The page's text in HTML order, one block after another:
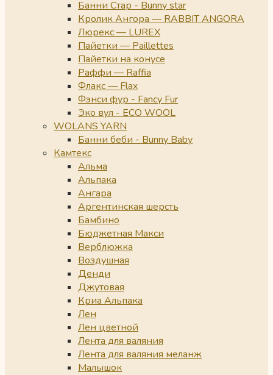
Банни Стар - Bunny star
Кролик Ангора — RABBIT ANGORA
Люрекс — LUREX
Пайетки — Paillettes
Пайетки на конусе
Раффи — Raffia
Флакс — Flax
Фэнси фур - Fancy Fur
Эко вул - ECO WOOL
WOLANS YARN
Банни беби - Bunny Baby
Камтекс
Альма
Альпака
Ангара
Аргентинская шерсть
Бамбино
Бюджетная Макси
Верблюжка
Воздушная
Денди
Джутовая
Криа Альпака
Лен
Лен цветной
Лента для валяния
Лента для валяния меланж
Малышок